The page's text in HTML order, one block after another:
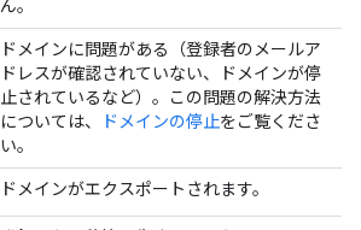
ん。
ドメインに問題がある（登録者のメールア
ドレスが確認されていない、ドメインが停
止されているなど）。この問題の解決方法
については、
ドメインの停止をご覧くださ
い。
ドメインがエクスポートされます。